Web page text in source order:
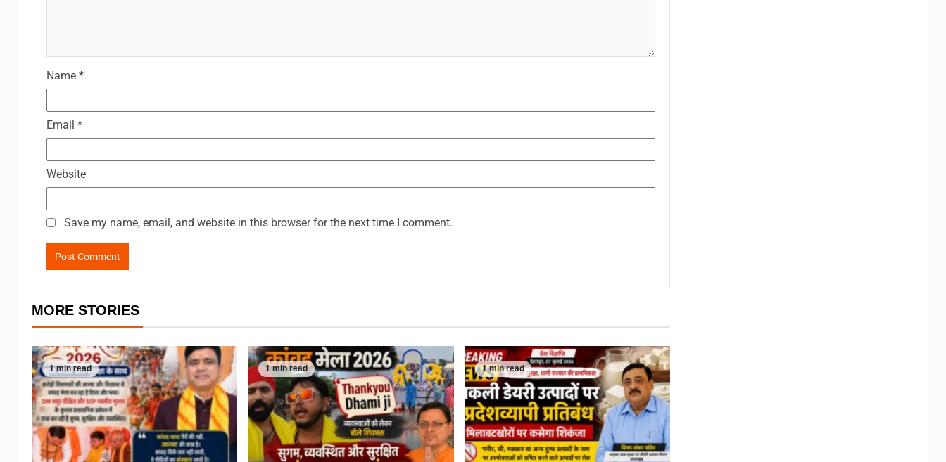
Name *
Email *
Website
Save my name, email, and website in this browser for the next time I comment.
MORE STORIES
1 min read 1 min read 1 min read